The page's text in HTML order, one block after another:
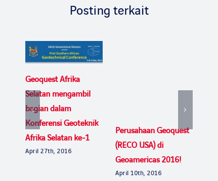
Posting terkait
Geoquest Afrika
Selatan mengambil
bagian dalam
Konferensi Geoteknik
Afrika Selatan ke-1
April 27th, 2016
Perusahaan Geoquest
(RECO USA) di
Geoamericas 2016!
April 10th, 2016